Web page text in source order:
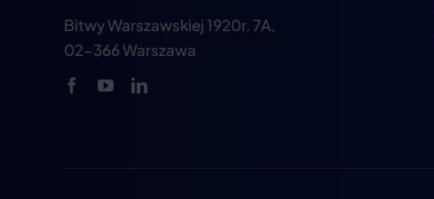
Bitwy Warszawskiej 1920r. 7A,
02-366 Warszawa